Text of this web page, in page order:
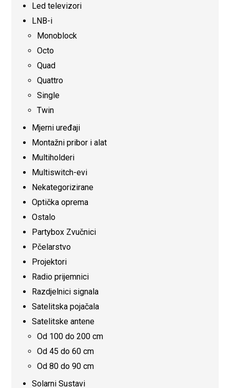
Led televizori
LNB-i
Monoblock
Octo
Quad
Quattro
Single
Twin
Mjerni uređaji
Montažni pribor i alat
Multiholderi
Multiswitch-evi
Nekategorizirane
Optička oprema
Ostalo
Partybox Zvučnici
Pčelarstvo
Projektori
Radio prijemnici
Razdjelnici signala
Satelitska pojačala
Satelitske antene
Od 100 do 200 cm
Od 45 do 60 cm
Od 80 do 90 cm
Solarni Sustavi